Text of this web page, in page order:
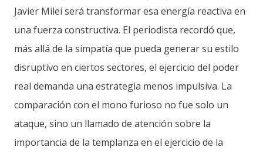
Javier Milei será transformar esa energía reactiva en
una fuerza constructiva. El periodista recordó que,
más allá de la simpatía que pueda generar su estilo
disruptivo en ciertos sectores, el ejercicio del poder
real demanda una estrategia menos impulsiva. La
comparación con el mono furioso no fue solo un
ataque, sino un llamado de atención sobre la
importancia de la templanza en el ejercicio de la